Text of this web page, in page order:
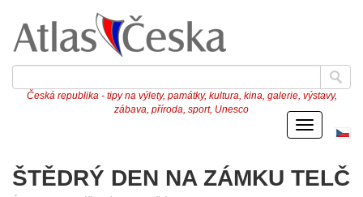
Česká republika - tipy na výlety, památky, kultura, kina, galerie, výstavy,
zábava, příroda, sport, Unesco
Menu
ŠTĚDRÝ DEN NA ZÁMKU TELČ